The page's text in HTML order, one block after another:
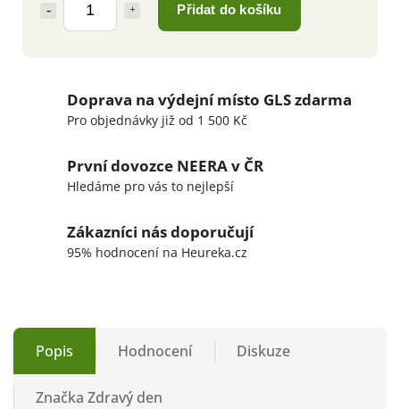
Přidat do košíku
Doprava na výdejní místo GLS zdarma
Pro objednávky již od 1 500 Kč
První dovozce NEERA v ČR
Hledáme pro vás to nejlepší
Zákazníci nás doporučují
95% hodnocení na Heureka.cz
Popis Hodnocení Diskuze
Značka Zdravý den